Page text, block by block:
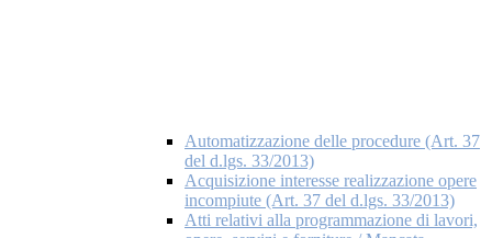
Automatizzazione delle procedure (Art. 37
del d.lgs. 33/2013)
Acquisizione interesse realizzazione opere
incompiute (Art. 37 del d.lgs. 33/2013)
Atti relativi alla programmazione di lavori,